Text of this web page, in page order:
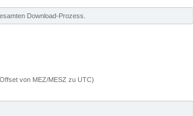
Download-Prozess.
von MEZ/MESZ zu UTC)